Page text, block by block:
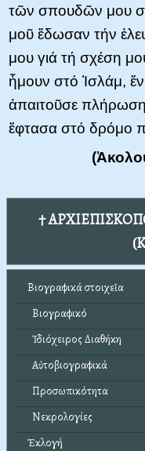
τῶν σπουδῶν μου
μοῦ ἔδωσαν τήν
μου γιά τή σχέση
ἦμουν στό Ἰσλάμ,
ἀπαιτοῦσε
ἔφτασα στό δρόμο
†
Βιογραφικά στοιχεῖα
Βιογραφικό
Ἰδιόχειρος Διαθήκη
Αὐτοβιογραφικά
Προσωπικότητα
Νεκρολογίες
Ἐκλογή